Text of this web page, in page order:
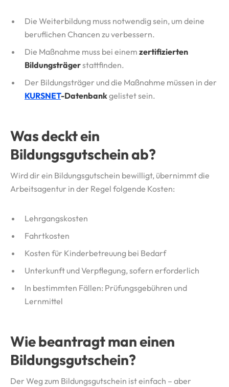
Die Weiterbildung muss notwendig sein, um deine
beruflichen Chancen zu verbessern.
Die Maßnahme muss bei einem zertifizierten
Bildungsträgerstattfinden.
Der Bildungsträger und die Maßnahme müssen in der
KURSNET-Datenbankgelistet sein.
Was deckt ein
Bildungsgutschein ab?
Wird dir ein Bildungsgutschein bewilligt, übernimmt die
Arbeitsagentur in der Regel folgende Kosten:
Lehrgangskosten
Fahrtkosten
Kosten für Kinderbetreuung bei Bedarf
Unterkunft und Verpflegung, sofern erforderlich
In bestimmten Fällen: Prüfungsgebühren und
Lernmittel
Wie beantragt man einen
Bildungsgutschein?
Der Weg zum Bildungsgutschein ist einfach – aber